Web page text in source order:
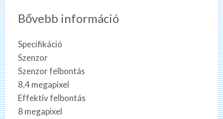
Bővebb információ
Specifikáció
Szenzor
Szenzor felbontás
8,4 megapixel
Effektív felbontás
8 megapixel